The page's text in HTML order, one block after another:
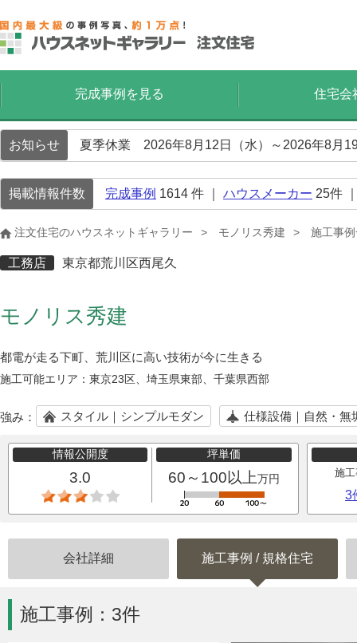
完成事例を見る 住宅会
お知らせ 夏季休業 2026年8月12日（水）～2026年8月
掲載情報件数 完成事例 1614 件 ｜ ハウスメーカー 25件
注文住宅のハウスネットギャラリー モノリス秀建 施工事
工務店 東京都荒川区西尾久
モノリス秀建
都電が走る下町、荒川区に高い技術が今に生きる
施工可能エリア： 東京23区、埼玉県東部、千葉県西部
強み： スタイル｜シンプルモダン 仕様設備｜自然・無
情報公開度
3.0
坪単価
60～100以上万円 施
3
会社詳細 施工事例 / 規格住宅
施工事例：3件